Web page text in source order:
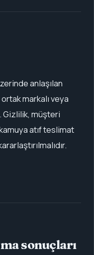
anlaşılan
markalı veya
müşteri
atıf teslimat
sonuçları